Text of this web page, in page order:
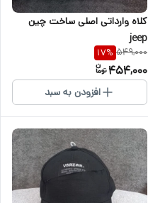
کلاه وارداتی اصلی ساخت چین
jeep
549,000
17%
454,000
افزودن به سبد